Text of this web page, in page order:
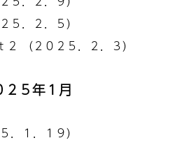
５．２．５）
２ （２０２５．２．３）
２５年１月
．１．１９）